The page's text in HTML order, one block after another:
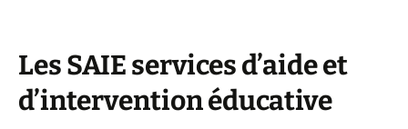
Les SAIE services d’aide et
d’intervention éducative